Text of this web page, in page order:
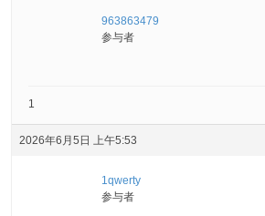
963863479
参与者
1
2026年6月5日 上午5:53
1qwerty
参与者